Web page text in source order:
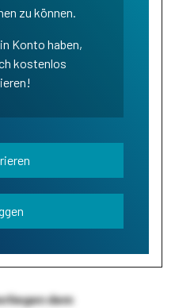
zu können.
Konto haben,
kostenlos
dem